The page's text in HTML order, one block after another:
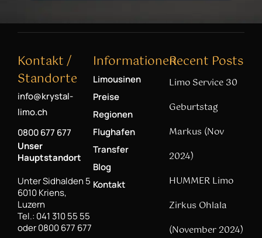
Kontakt /
Standorte
info@krystal-
limo.ch
0800 677 677
Unser
Hauptstandort
Unter Sidhalden 5
6010 Kriens,
Luzern
Tel.: 041 310 55 55
oder 0800 677 677
Informationen
Limousinen
Preise
Regionen
Flughafen
Transfer
Blog
Kontakt
Recent Posts
Limo Service 30
Geburtstag
Markus (Nov
2024)
HUMMER Limo
Zirkus Ohlala
(November 2024)